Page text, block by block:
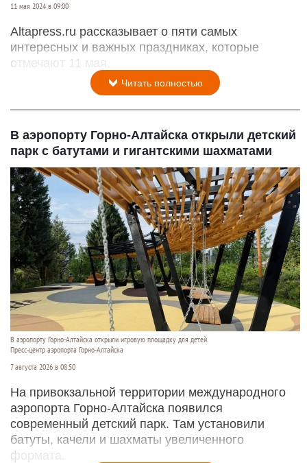
11 мая 2024 в 09:00
Altapress.ru рассказывает о пяти самых
интересных и важных праздниках, которые
отмечают 11 мая.
Читать полностью
В аэропорту Горно-Алтайска открыли детский
парк с батутами и гигантскими шахматами
В аэропорту Горно-Алтайска открыли игровую площадку для детей.
Пресс-центр аэропорта Горно-Алтайска
7 августа 2026 в 08:50
На привокзальной территории международного
аэропорта Горно-Алтайска появился
современный детский парк. Там установили
батуты, качели и шахматы увеличенного
формата.